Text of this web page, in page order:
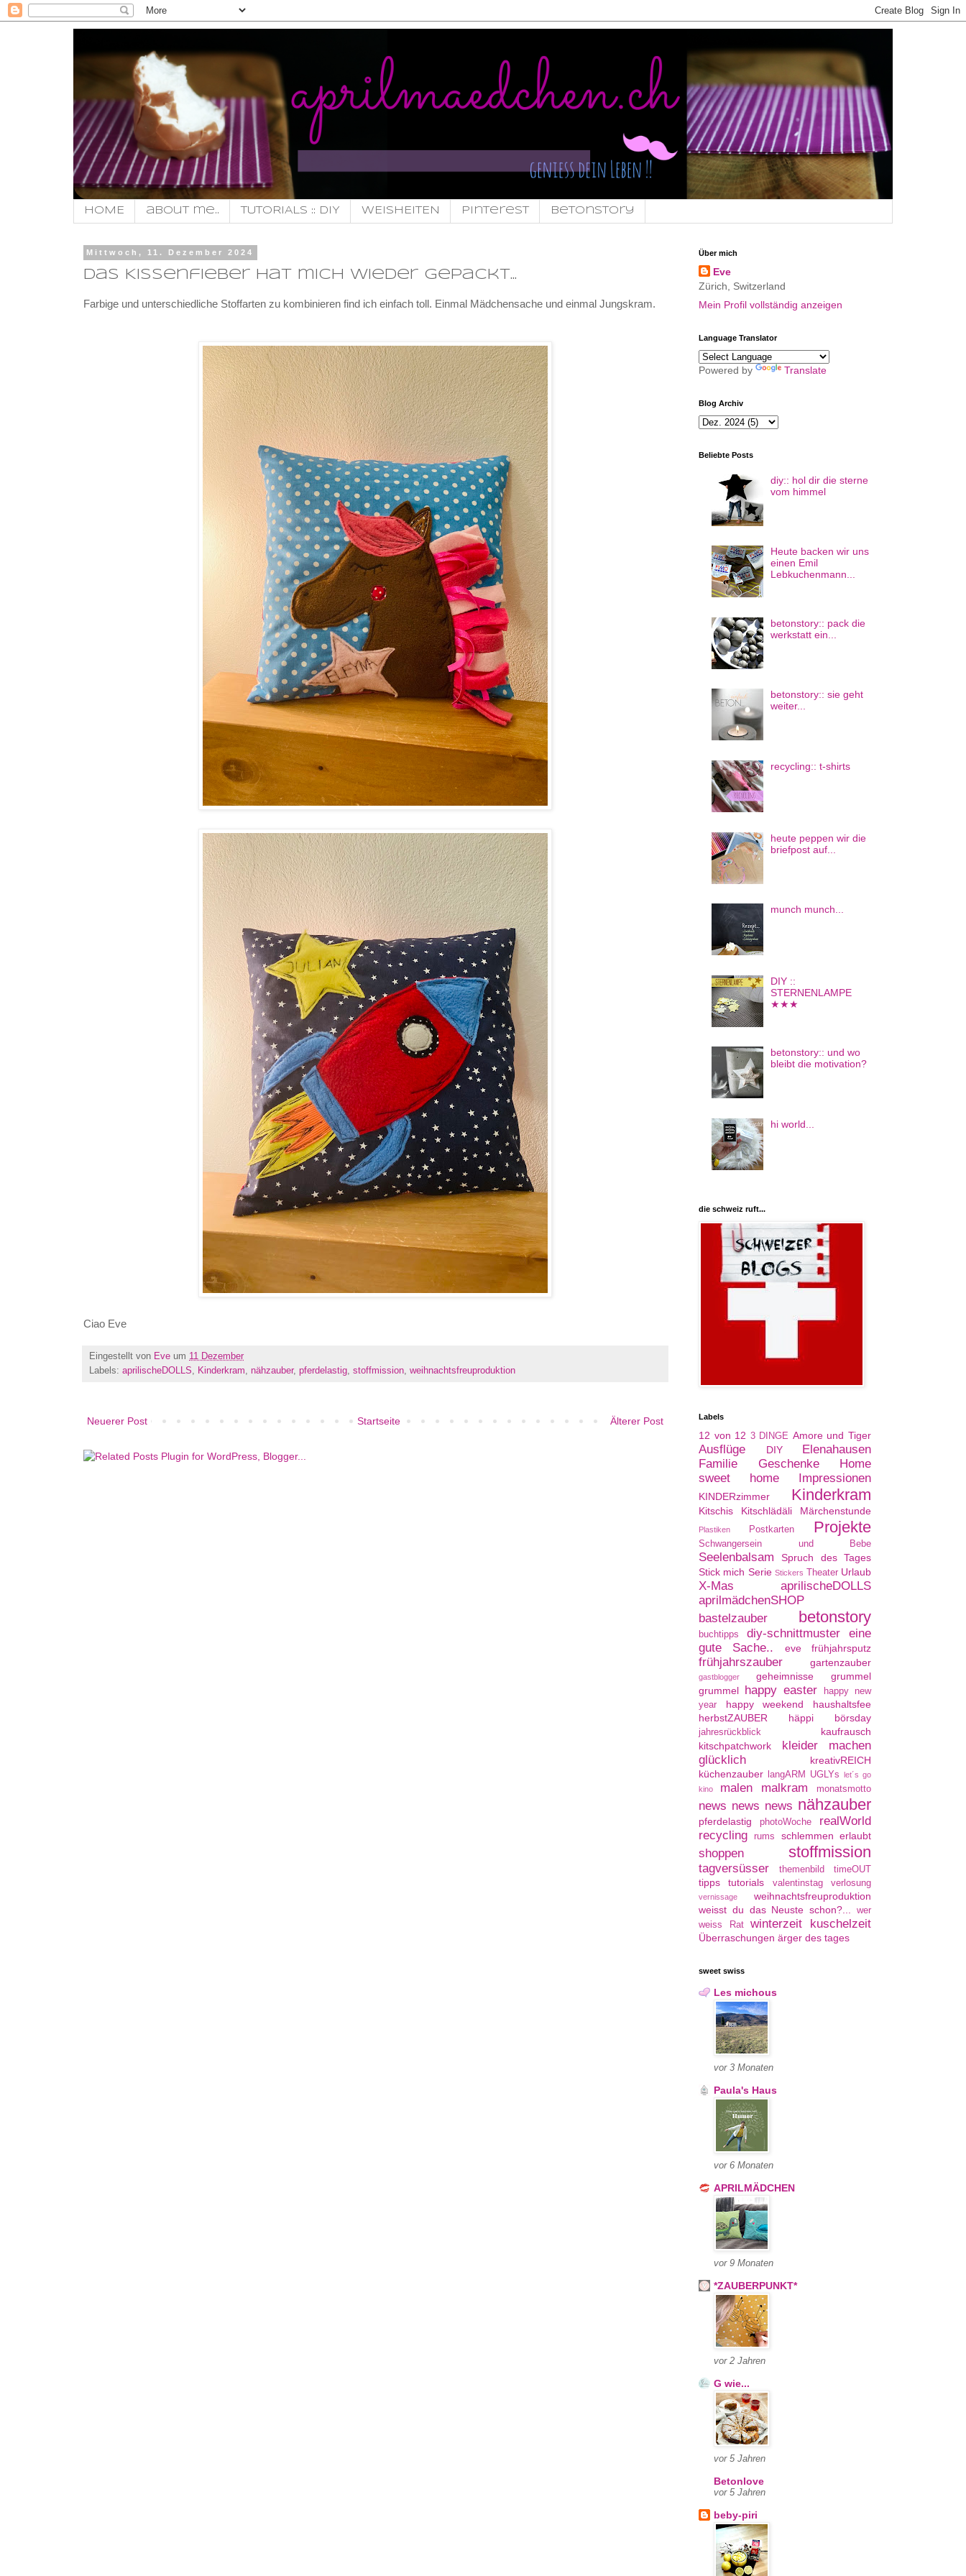
HOME about me.. TUTORIALS :: DIY WEISHEITEN pinterest Betonstory
Mittwoch, 11. Dezember 2024
Das Kissenfieber hat mich wieder gepackt...
Farbige und unterschiedliche Stoffarten zu kombinieren find ich einfach toll. Einmal Mädchensache und einmal Jungskram.
Ciao Eve
Eingestellt von Eve um 11 Dezember
Labels: aprilischeDOLLS Kinderkram nähzauber, pferdelastig stoffmission weihnachtsfreuproduktion
Neuerer Post Älterer Post
Startseite
Über mich
Eve
Zürich, Switzerland
Mein Profil vollständig anzeigen
Language Translator
Powered by Translate
Blog Archiv
Beliebte Posts
diy:: hol dir die sterne
vom himmel
Heute backen wir uns
einen Emil
Lebkuchenmann...
betonstory:: pack die
werkstatt ein...
betonstory:: sie geht
weiter...
recycling:: t-shirts
heute peppen wir die
briefpost auf...
munch munch...
DIY ::
STERNENLAMPE
★★★
betonstory:: und wo
bleibt die motivation?
hi world...
die schweiz ruft...
Labels
12 von 12 3 DINGE Amore und Tiger
Ausflüge DIY
Elenahausen
Familie
Geschenke
Home
sweet home
Impressionen
KINDERzimmer Kinderkram
Kitschis Kitschlädäli Märchenstunde
Plastiken Postkarten Projekte
Schwangersein und Bebe
Seelenbalsam
Spruch des Tages
Stick mich Serie Stickers Theater Urlaub
X-Mas
aprilischeDOLLS
aprilmädchenSHOP
bastelzauber
betonstory
buchtipps diy-schnittmuster
eine
gute Sache..
eve frühjahrsputz
frühjahrszauber gartenzauber
gastblogger geheimnisse
grummel
grummel happy easter
happy new
year
happy weekend
haushaltsfee
herbstZAUBER
häppi börsday
jahresrückblick
kaufrausch
kitschpatchwork
kleider machen
glücklich
kreativREICH
küchenzauber
langARM UGLYs let´s go
kino
malen malkram monatsmotto
news news news nähzauber
pferdelastig photoWoche
realWorld
recycling
rums schlemmen erlaubt
shoppen stoffmission
tagversüsser themenbild timeOUT
tipps tutorials valentinstag verlosung
vernissage
weihnachtsfreuproduktion
weisst du das Neuste schon?...
wer
weiss Rat
winterzeit kuschelzeit
Überraschungen ärger des tages
sweet swiss
Les michous
vor 3 Monaten
Paula's Haus
vor 6 Monaten
APRILMÄDCHEN
vor 9 Monaten
*ZAUBERPUNKT*
vor 2 Jahren
G wie...
vor 5 Jahren
Betonlove
vor 5 Jahren
beby-piri